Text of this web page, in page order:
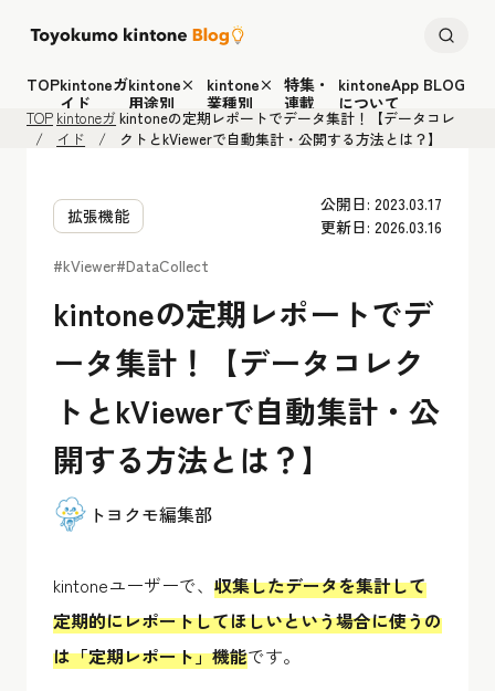
TOPkintoneガ
イド
kintone×
用途別
kintone×
業種別
特集・
連載
kintoneApp BLOG
について
TOP kintoneガ
イド
kintoneの定期レポートでデータ集計！【データコレ
クトとkViewerで自動集計・公開する方法とは？】
拡張機能
公開日: 2023.03.17
更新日: 2026.03.16
#kViewer#DataCollect
kintoneの定期レポートでデ
ータ集計！【データコレク
トとkViewerで自動集計・公
開する方法とは？】
トヨクモ編集部
kintoneユーザーで、 収集したデータを集計して
定期的にレポートしてほしいという場合に使うの
は「定期レポート」機能です。